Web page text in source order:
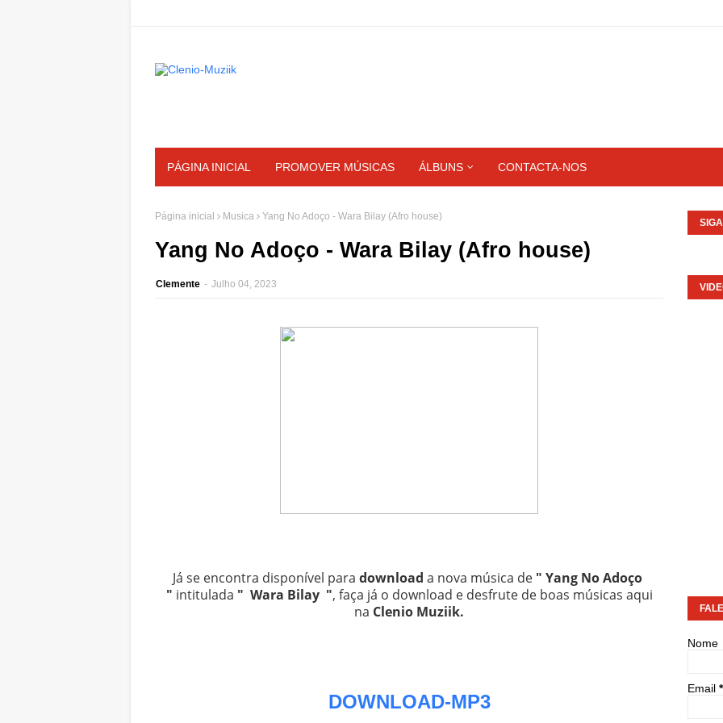
PÁGINA INICIAL PROMOVER MÚSICAS ÁLBUNS CONTACTA-NOS
Página inicial Musica Yang No Adoço - Wara Bilay (Afro house)
Yang No Adoço - Wara Bilay (Afro house)
Clemente - Julho 04, 2023
Já se encontra disponível para download a nova música de " Yang No Adoço
" intitulada " Wara Bilay ", faça já o download e desfrute de boas músicas aqui
na Clenio Muziik.
DOWNLOAD-MP3
Nome
Email *